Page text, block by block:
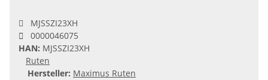
MJSSZI23XH
0000046075
HAN: MJSSZI23XH
Ruten
Hersteller: Maximus Ruten